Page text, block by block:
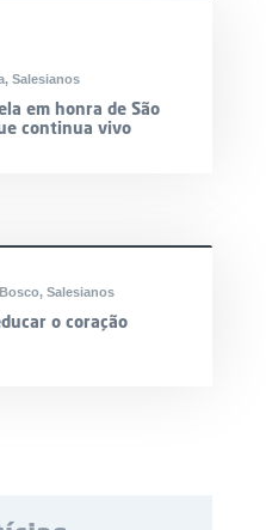
, Salesianos
em honra de São
continua vivo
, Salesianos
o coração